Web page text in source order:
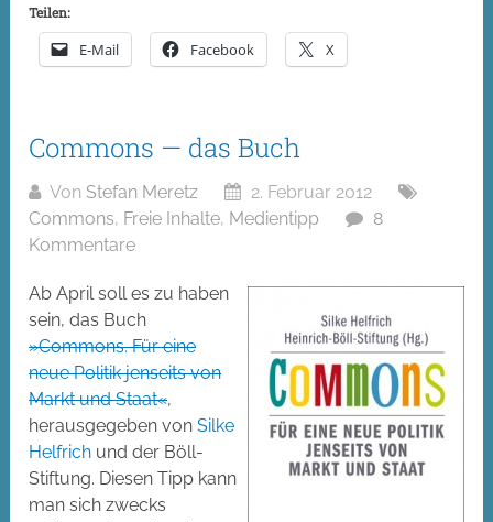
Teilen:
E-Mail Facebook X
Commons — das Buch
Von Stefan Meretz
2. Februar 2012
Commons, Freie Inhalte, Medientipp
8
Kommentare
Ab April soll es zu haben
sein, das Buch
»Commons. Für eine
neue Politik jenseits von
Markt und Staat«,
herausgegeben vonSilke
Helfrich und der Böll-
Stiftung. Diesen Tipp kann
man sich zwecks